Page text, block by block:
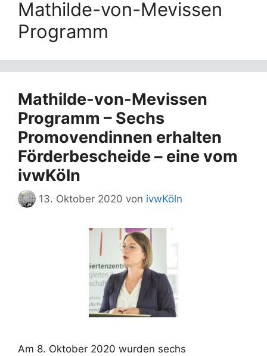
Mathilde-von-Mevissen
Programm
Mathilde-von-Mevissen
Programm – Sechs
Promovendinnen erhalten
Förderbescheide – eine vom
ivwKöln
13. Oktober 2020 von ivwKöln
Am 8. Oktober 2020 wurden sechs